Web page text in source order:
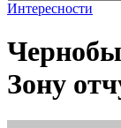
Интересности
Зону